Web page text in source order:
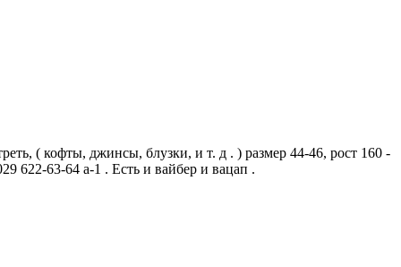
( кофты, джинсы, блузки, и т. д . ) размер 44-46, рост 160 -
622-63-64 а-1 . Есть и вайбер и вацап .